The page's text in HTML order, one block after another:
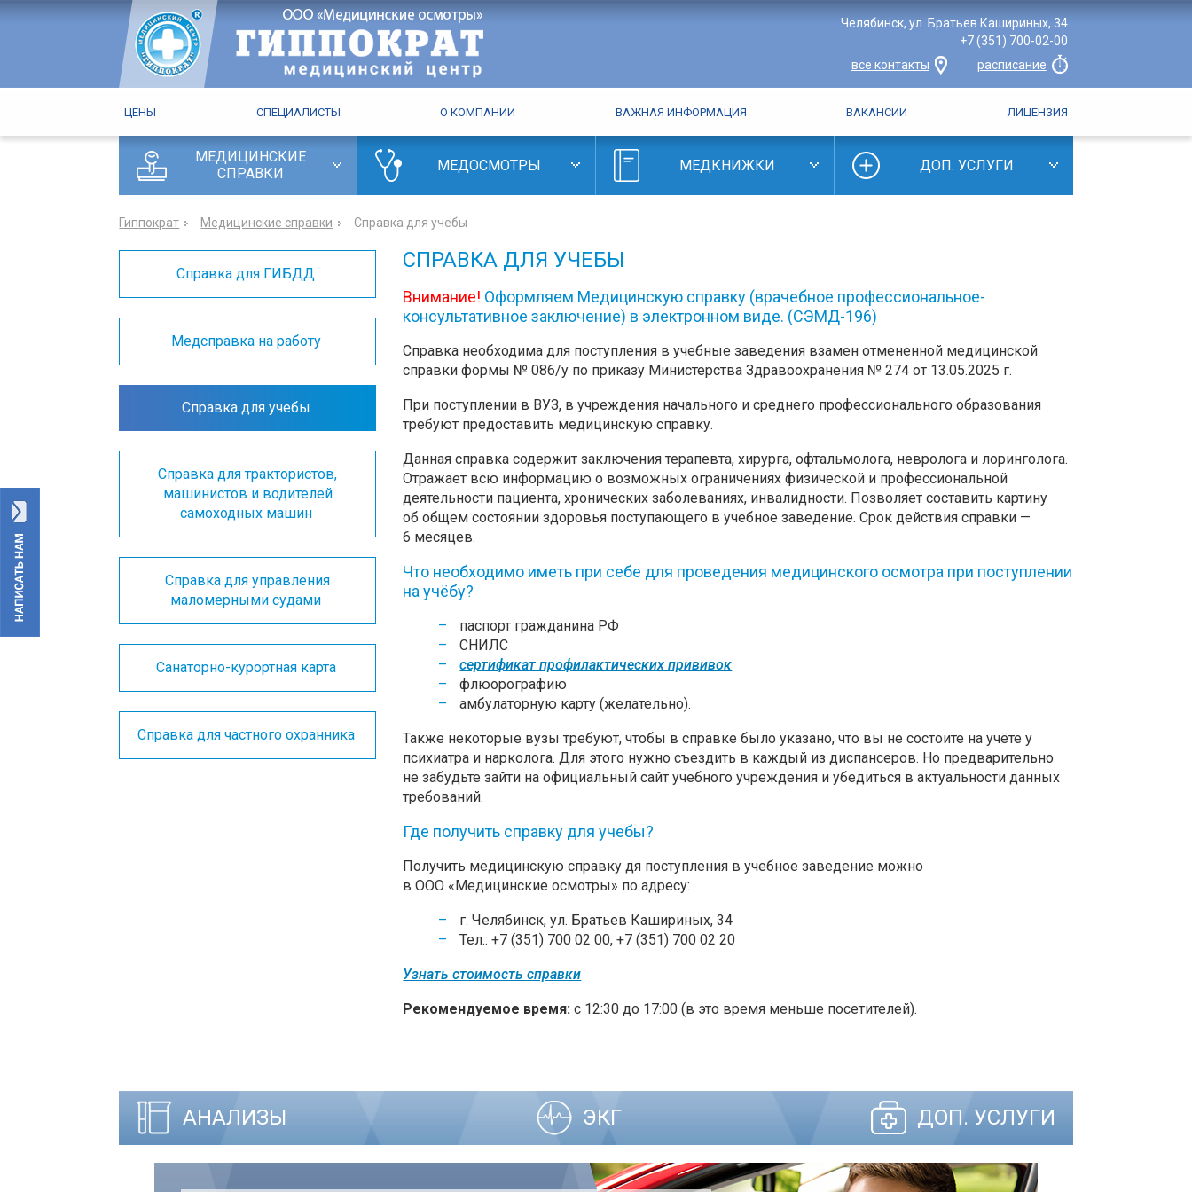
Челябинск, ул. Братьев Кашириных, 34
+7 (351) 700-02-00
все контакты
расписание
ЦЕНЫ СПЕЦИАЛИСТЫ О КОМПАНИИ ВАЖНАЯ ИНФОРМАЦИЯ ВАКАНСИИ ЛИЦЕНЗИЯ
МЕДИЦИНСКИЕ
СПРАВКИ
МЕДОСМОТРЫ МЕДКНИЖКИ ДОП. УСЛУГИ
Гиппократ Медицинские справки Справка для учебы
Справка для ГИБДД
Медсправка на работу
Справка для учебы
Справка для трактористов,
машинистов и водителей
самоходных машин
Справка для управления
маломерными судами
Санаторно-курортная карта
Справка для частного охранника
СПРАВКА ДЛЯ УЧЕБЫ
Внимание! Оформляем Медицинскую справку (врачебное профессиональное-
консультативное заключение) в электронном виде. (СЭМД-196)
Справка необходима для поступления в учебные заведения взамен отмененной медицинской
справки формы № 086/у по приказу Министерства Здравоохранения № 274 от 13.05.2025 г.
При поступлении в ВУЗ, в учреждения начального и среднего профессионального образования
требуют предоставить медицинскую справку.
Данная справка содержит заключения терапевта, хирурга, офтальмолога, невролога и лоринголога.
Отражает всю информацию о возможных ограничениях физической и профессиональной
деятельности пациента, хронических заболеваниях, инвалидности. Позволяет составить картину
об общем состоянии здоровья поступающего в учебное заведение. Срок действия справки —
6 месяцев.
Что необходимо иметь при себе для проведения медицинского осмотра при поступлении
на учёбу?
паспорт гражданина РФ
СНИЛС
сертификат профилактических прививок
флюорографию
амбулаторную карту (желательно).
Также некоторые вузы требуют, чтобы в справке было указано, что вы не состоите на учёте у
психиатра и нарколога. Для этого нужно съездить в каждый из диспансеров. Но предварительно
не забудьте зайти на официальный сайт учебного учреждения и убедиться в актуальности данных
требований.
Где получить справку для учебы?
Получить медицинскую справку дя поступления в учебное заведение можно
вООО «Медицинские осмотры» по адресу:
г. Челябинск, ул. Братьев Кашириных, 34
Тел.: +7 (351) 700 02 00, +7 (351) 700 02 20
Узнать стоимость справки
Рекомендуемое время: с 12:30 до 17:00 (в это время меньше посетителей).
АНАЛИЗЫ ЭКГ ДОП. УСЛУГИ